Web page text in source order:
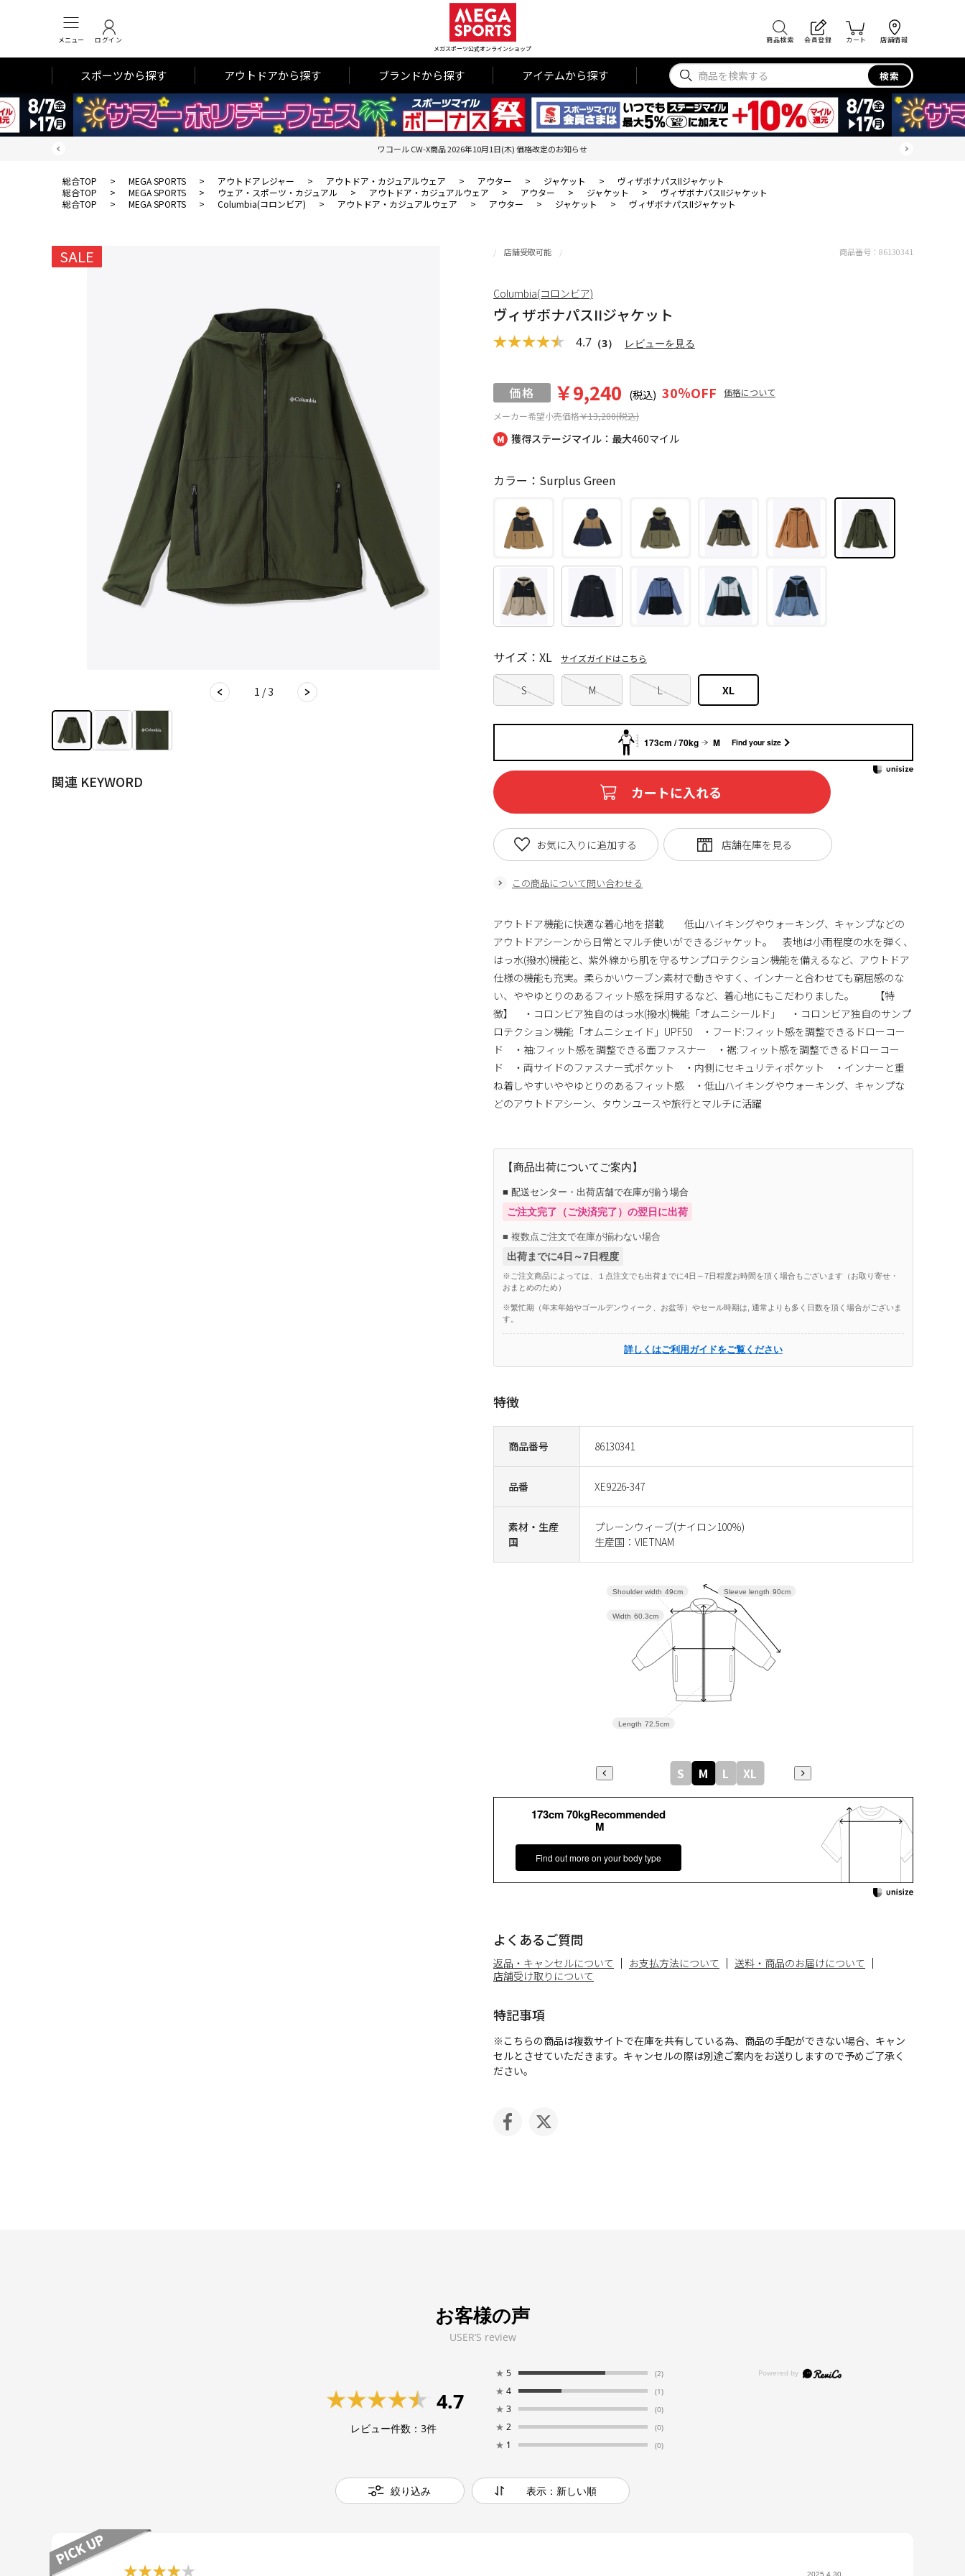
メニュー ログイン
メガスポーツ公式オンラインショップ
商品検索 会員登録 カート 店舗情報
スポーツから探す アウトドアから探す ブランドから探す アイテムから探す 検索
ワコール CW-X商品 2026年10月1日(木) 価格改定のお知らせ
総合TOP > MEGA SPORTS > アウトドアレジャー > アウトドア・カジュアルウェア > アウター > ジャケット >
ヴィザボナパスIIジャケット
総合TOP
> MEGA SPORTS > ウェア・スポーツ・カジュアル > アウトドア・カジュアルウェア > アウター > ジャケット >
ヴィザボナパスIIジャケット
総合TOP
> MEGA SPORTS > Columbia(コロンビア) > アウトドア・カジュアルウェア > アウター > ジャケット > ヴィザボナパスIIジャケット
SALE
1 / 3
関連 KEYWORD
獲得ステージマイル：最大460マイル
店舗受取可能
ヴィザボナパスIIジャケット
4.7 （3） レビューを見る
メーカー希望小売価格￥13,200(税込)
￥9,240 (税込) 30％OFF 価格について
商品番号 86130341
品番 XE9226-347
素材・生産
国
プレーンウィーブ(ナイロン100%)
生産国：VIETNAM
カラー：Surplus Green
S M L XL
サイズ：XL サイズガイドはこちら
カートに入れる
この商品について問い合わせる
お気に入りに追加する
商品番号： 86130341
Columbia(コロンビア)
アウトドア機能に快適な着心地を搭載 低山ハイキングやウォーキング、キャンプなどの
アウトドアシーンから日常とマルチ使いができるジャケット。 表地は小雨程度の水を弾く、
はっ水(撥水)機能と、紫外線から肌を守るサンプロテクション機能を備えるなど、アウトドア
仕様の機能も充実。柔らかいウーブン素材で動きやすく、インナーと合わせても窮屈感のな
い、ややゆとりのあるフィット感を採用するなど、着心地にもこだわりました。 【特
徴】 ・コロンビア独自のはっ水(撥水)機能「オムニシールド」 ・コロンビア独自のサンプ
ロテクション機能「オムニシェイド」UPF50 ・フード:フィット感を調整できるドローコー
ド ・袖:フィット感を調整できる面ファスナー ・裾:フィット感を調整できるドローコー
ド ・両サイドのファスナー式ポケット ・内側にセキュリティポケット ・インナーと重
ね着しやすいややゆとりのあるフィット感 ・低山ハイキングやウォーキング、キャンプな
どのアウトドアシーン、タウンユースや旅行とマルチに活躍
【商品出荷についてご案内】
■ 配送センター・出荷店舗で在庫が揃う場合
ご注文完了（ご決済完了）の翌日に出荷
■ 複数点ご注文で在庫が揃わない場合
出荷までに4日～7日程度
※ご注文商品によっては、１点注文でも出荷までに4日～7日程度お時間を頂く場合もございます（お取り寄せ・
おまとめのため）
※繁忙期（年末年始やゴールデンウィーク、お盆等）やセール時期は, 通常よりも多く日数を頂く場合がございま
す。
詳しくはご利用ガイドをご覧ください
特徴
よくあるご質問
返品・キャンセルについて お支払方法について
送料・商品のお届けについて
店舗受け取りについて
特記事項
※こちらの商品は複数サイトで在庫を共有している為、商品の手配ができない場合、キャン
セルとさせていただきます。キャンセルの際は別途ご案内をお送りしますので予めご了承く
ださい。
173cm / 70kg M Find your size
173cm 70kgRecommended
M
Find out more on your body type
Sleeve length 90cm
Length 72.5cm
Width 60.3cm
Shoulder width 49cm
S M L XL
お客様の声
USER’S review
4.7
レビュー件数：3件
★ 5 (2)
★ 4 (1)
★ 3 (0)
★ 2 (0)
★ 1 (0)
絞り込み 表示：新しい順
2025.4.30